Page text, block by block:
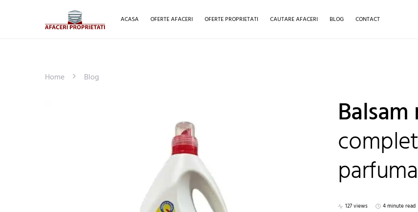
ACASA OFERTE AFACERI OFERTE PROPRIETATI CAUTARE AFACERI BLOG CONTACT
Home Blog
127 views 4 minute read